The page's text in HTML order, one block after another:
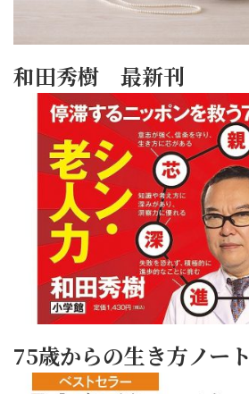
和田秀樹 最新刊
75歳からの生き方ノート